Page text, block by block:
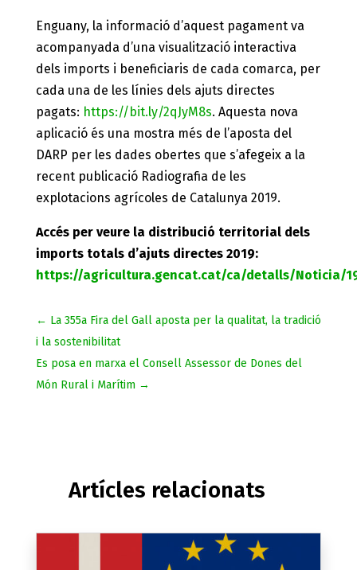
Enguany, la informació d’aquest pagament va
acompanyada d’una visualització interactiva
dels imports i beneficiaris de cada comarca, per
cada una de les línies dels ajuts directes
pagats: https://bit.ly/2qJyM8s. Aquesta nova
aplicació és una mostra més de l’aposta del
DARP per les dades obertes que s’afegeix a la
recent publicació Radiografia de les
explotacions agrícoles de Catalunya 2019.
Accés per veure la distribució territorial dels
imports totals d’ajuts directes 2019:
https://agricultura.gencat.cat/ca/detalls/Noticia/
← La 355a Fira del Gall aposta per la qualitat, la tradició
i la sostenibilitat
Es posa en marxa el Consell Assessor de Dones del
Món Rural i Marítim→
Artícles relacionats